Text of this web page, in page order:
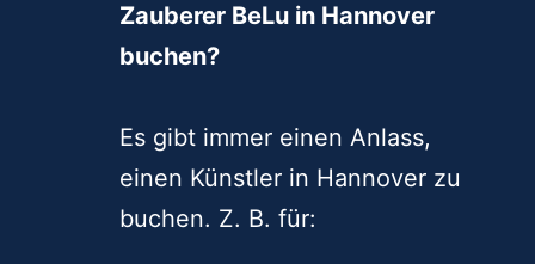
Zauberer BeLu in Hannover
buchen?
Es gibt immer einen Anlass,
einen Künstler in Hannover zu
buchen. Z. B. für: